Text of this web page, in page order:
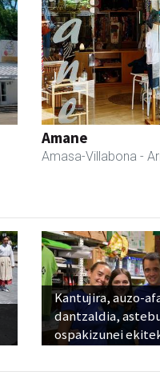
Amane
Amasa-Villabona -
Kantujira, auzo-
dantzaldia,
ospakizunei